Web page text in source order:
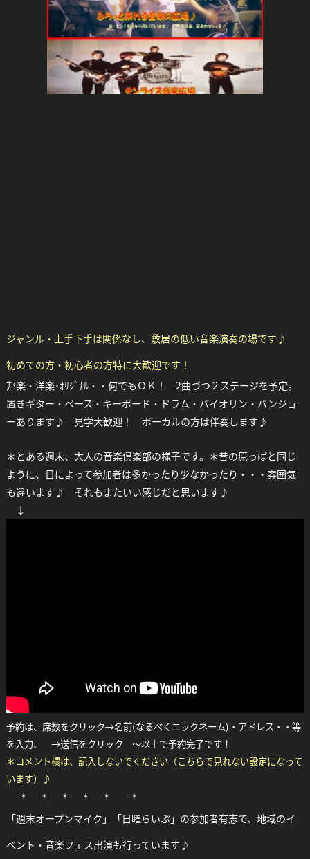
ジャンル・上手下手は関係なし、敷居の低い音楽演奏の場です♪
初めての方・初心者の方特に大歓迎です！
邦楽・洋楽･ｵﾘｼﾞﾅﾙ・・何でもＯＫ！ 2曲づつ２ステージを予定。
置きギター・ベース・キーボード・ドラム・バイオリン・バンジョ
ーあります♪
見学大歓迎！ ボーカルの方は伴奏します♪
＊とある週末、大人の音楽倶楽部の様子です。＊昔の原っぱと同じ
ように、日によって参加者は多かったり少なかったり・・・雰囲気
も違います♪ それもまたいい感じだと思います♪
↓
予約は、席数をクリック→名前(なるべくニックネーム)・アドレス・・等
を入力、 →送信をクリック ～以上で予約完了です！
＊コメント欄は、記入しないでください（こちらで見れない設定になって
います）♪
＊ ＊ ＊ ＊ ＊ ＊
「週末オープンマイク」「日曜らいぶ」の参加者有志で、地域のイ
ベント・音楽フェス出演も行っています♪